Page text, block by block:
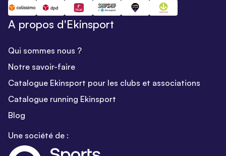
A propos d'Ekinsport
Qui sommes nous ?
Notre savoir-faire
Catalogue Ekinsport pour les clubs et associations
Catalogue running Ekinsport
Blog
Une société de :